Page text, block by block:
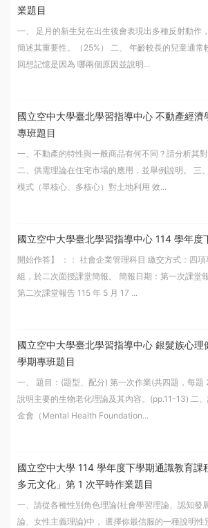
業題目
㇐、 足月的新生兒在出生後會表現出多種反射動作
簡述其重要性。（25%） 二、 年齡較長的兒童通常
回想記憶是因為 哪兩個原因並說明...
國立空中大學臺北學習指導中心 不動產經濟
專班題目
一、不動產的特性與一般商品有何不同？請分析其對
二、供需理論在住宅市場的應用，並舉例說明。 三
模式（單核心、多核心）對土地利用 效...
國立空中大學臺北學習指導中心 114 學年度
開始作答】 ：： 社會企業管理科目 繳交方式：四
組，於二次面授課堂簡報。 簡報日期：第一次課堂
第二次課堂報告 115 年 5 月 17 ...
國立空中大學臺北學習指導中心 銀髮族心理
學期專班題目
一、 題目：(題型、配分) 第一次作業(共四題，每
說明主要的生物老化理論及其內容。(pp.11-13) 二
金會（Mental Health Foundation...
國立空中大學 114 學年度下學期通識教育課
多元文化」第 1 次平時作業題目
一、請從各種性別角色理論(社會學習理論、認知發
論、女性主義理論)中， 選擇你最信服的一種說明性